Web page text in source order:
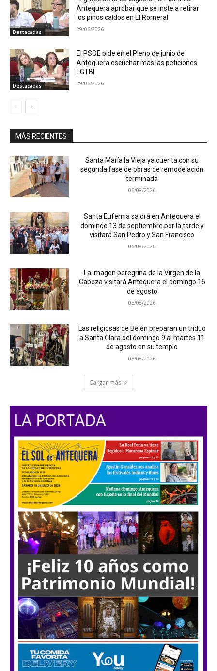
Destacadas
Antequera aprobar que se inste a retirar
los pinos caídos en El Romeral
29/06/2026
Destacadas
El PSOE pide en el Pleno de junio de
Antequera escuchar más las peticiones
LGTBI
29/06/2026
MÁS RECIENTES
Santa María la Vieja ya cuenta con su
segunda fase de obras de remodelación
terminada
06/08/2026
Santa Eufemia saldrá en Antequera el
domingo 13 de septiembre por la tarde y
visitará San Pedro y San Francisco
06/08/2026
La imagen peregrina de la Virgen de la
Cabeza visitará Antequera el domingo 16
de agosto
05/08/2026
Las religiosas de Belén preparan un triduo
a Santa Clara del domingo 9 al martes 11
de agosto en su templo
05/08/2026
Cargar más